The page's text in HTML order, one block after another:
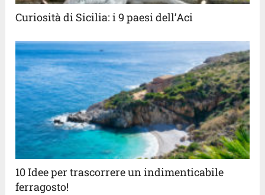
Curiosità di Sicilia: i 9 paesi dell’Aci
10 Idee per trascorrere un indimenticabile
ferragosto!